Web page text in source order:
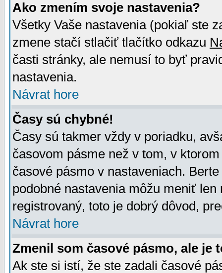
Ako zmením svoje nastavenia?
Všetky Vaše nastavenia (pokiaľ ste
zmene stačí stlačiť tlačítko odkazu
časti stránky, ale nemusí to byť
nastavenia.
Návrat hore
Časy sú chybné!
Časy sú takmer vždy v poriadku,
časovom pásme než v tom, v
časové pásmo v nastaveniach.
podobné nastavenia môžu meniť
registrovaný, toto je dobrý dôvod,
Návrat hore
Zmenil som časové pásmo, ale je
Ak ste si istí, že ste zadali časové